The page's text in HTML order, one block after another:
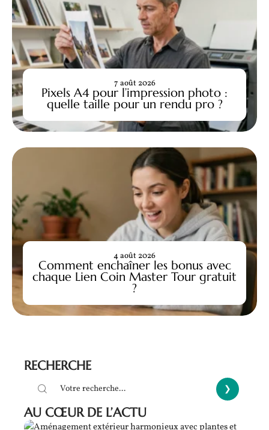
Pixels A4 pour l’impression photo :
quelle taille pour un rendu pro ?
7 août 2026
Comment enchaîner les bonus avec
chaque Lien Coin Master Tour gratuit
?
4 août 2026
RECHERCHE
AU CŒUR DE L’ACTU